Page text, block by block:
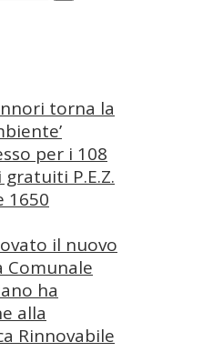
torna la
per i 108
P.E.Z.
1650
il nuovo
Comunale
ha
alla
Rinnovabile